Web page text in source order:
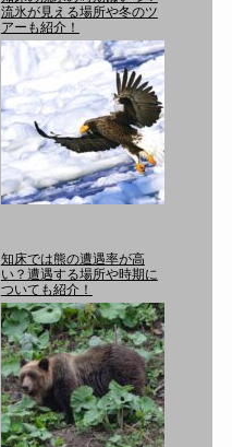
流氷が見える場所や冬のツ
アーも紹介！
知床では熊の遭遇率が高
い？遭遇する場所や時期に
ついても紹介！